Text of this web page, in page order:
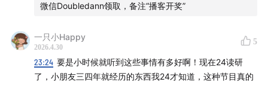
- 花钱比赚钱更贴近孩子，从花钱理解购买力与价值
- 记账：从记父母开销开始，低成本建立金钱认知
–33:30 | 核心法则：先支付给自己
微信Doubledann领取，备注“播客开奖”
一只小Happy
2026.4.30
5
23:24 要是小时候就听到这些事情有多好啊！现在24读研
了，小朋友三四年就经历的东西我24才知道，这种节目真的